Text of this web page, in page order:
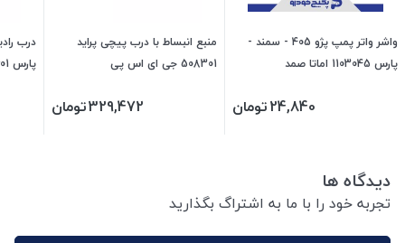
واشر واتر پمپ پژو 405 - سمند -
پارس 1103045 اماتا صمد
24,840تومان
منبع انبساط با درب پیچی پراید
508301 جی ای اس پی
329,472تومان
پارس 471601 جی ای اس پی
دیدگاه ها
تجربه خود را با ما به اشتراگ بگذارید